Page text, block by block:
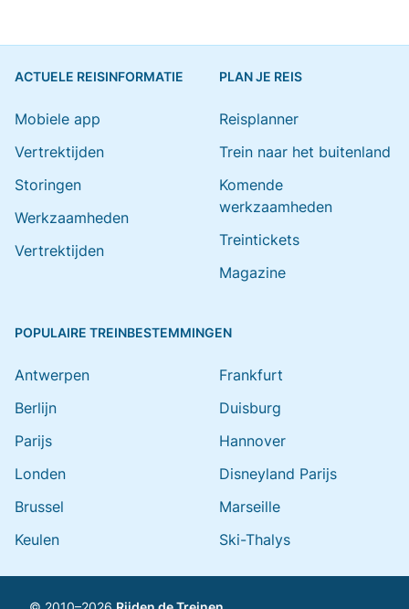
ACTUELE REISINFORMATIE
Mobiele app
Vertrektijden
Storingen
Werkzaamheden
Vertrektijden
PLAN JE REIS
Reisplanner
Trein naar het buitenland
Komende
werkzaamheden
Treintickets
Magazine
POPULAIRE TREINBESTEMMINGEN
Antwerpen
Berlijn
Parijs
Londen
Brussel
Keulen
Frankfurt
Duisburg
Hannover
Disneyland Parijs
Marseille
Ski-Thalys